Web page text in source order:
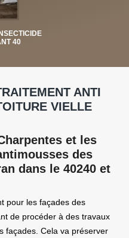
40
ANTI
VIELLE
et les
des
dans le 40240 et
pour les façades des
de procéder à des travaux
façades. Cela va préserver